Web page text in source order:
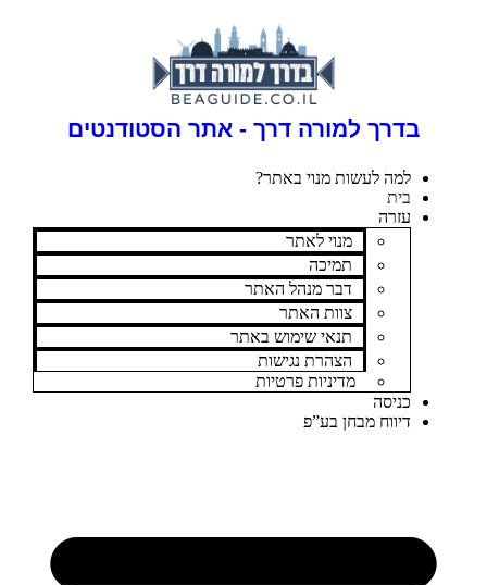
בדרך למורה דרך - אתר הסטודנטים
למה לעשות מנוי באתר?
בית
עזרה
מנוי לאתר
תמיכה
דבר מנהל האתר
צוות האתר
תנאי שימוש באתר
הצהרת נגישות
מדיניות פרטיות
כניסה
דיווח מבחן בע”פ